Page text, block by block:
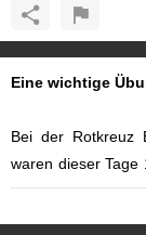
Eine wichtige
Bei der Rotkreuz
waren dieser Tage
Hand" - so die
Kategorien: